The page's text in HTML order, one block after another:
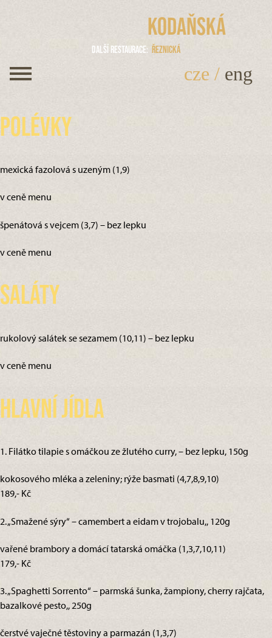
Kodaňská
Další restaurace Řeznická
cze / eng
Polévky
mexická fazolová s uzeným (1,9)
v ceně menu
špenátová s vejcem (3,7) – bez lepku
v ceně menu
Saláty
rukolový salátek se sezamem (10,11) – bez lepku
v ceně menu
Hlavní jídla
1. Filátko tilapie s omáčkou ze žlutého curry, – bez lepku, 150g
kokosového mléka a zeleniny; rýže basmati (4,7,8,9,10)
189,- Kč
2. „Smažené sýry“ – camembert a eidam v trojobalu,, 120g
vařené brambory a domácí tatarská omáčka (1,3,7,10,11)
179,- Kč
3. „Spaghetti Sorrento“ – parmská šunka, žampiony, cherry rajčata,
bazalkové pesto,, 250g
čerstvé vaječné těstoviny a parmazán (1,3,7)